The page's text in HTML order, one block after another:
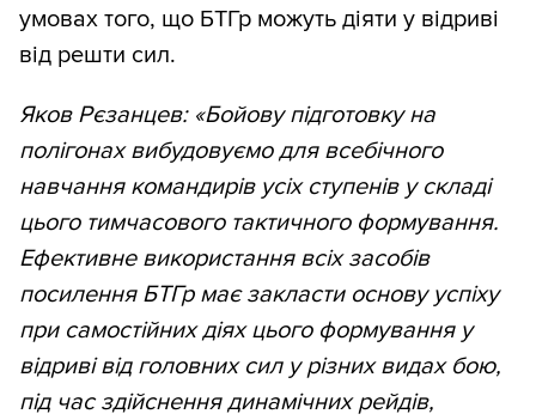
умовах того, що БТГр можуть діяти у відриві
від решти сил.
Яков Рєзанцев: «Бойову підготовку на
полігонах вибудовуємо для всебічного
навчання командирів усіх ступенів у складі
цього тимчасового тактичного формування.
Ефективне використання всіх засобів
посилення БТГр має закласти основу успіху
при самостійних діях цього формування у
відриві від головних сил у різних видах бою,
під час здійснення динамічних рейдів,